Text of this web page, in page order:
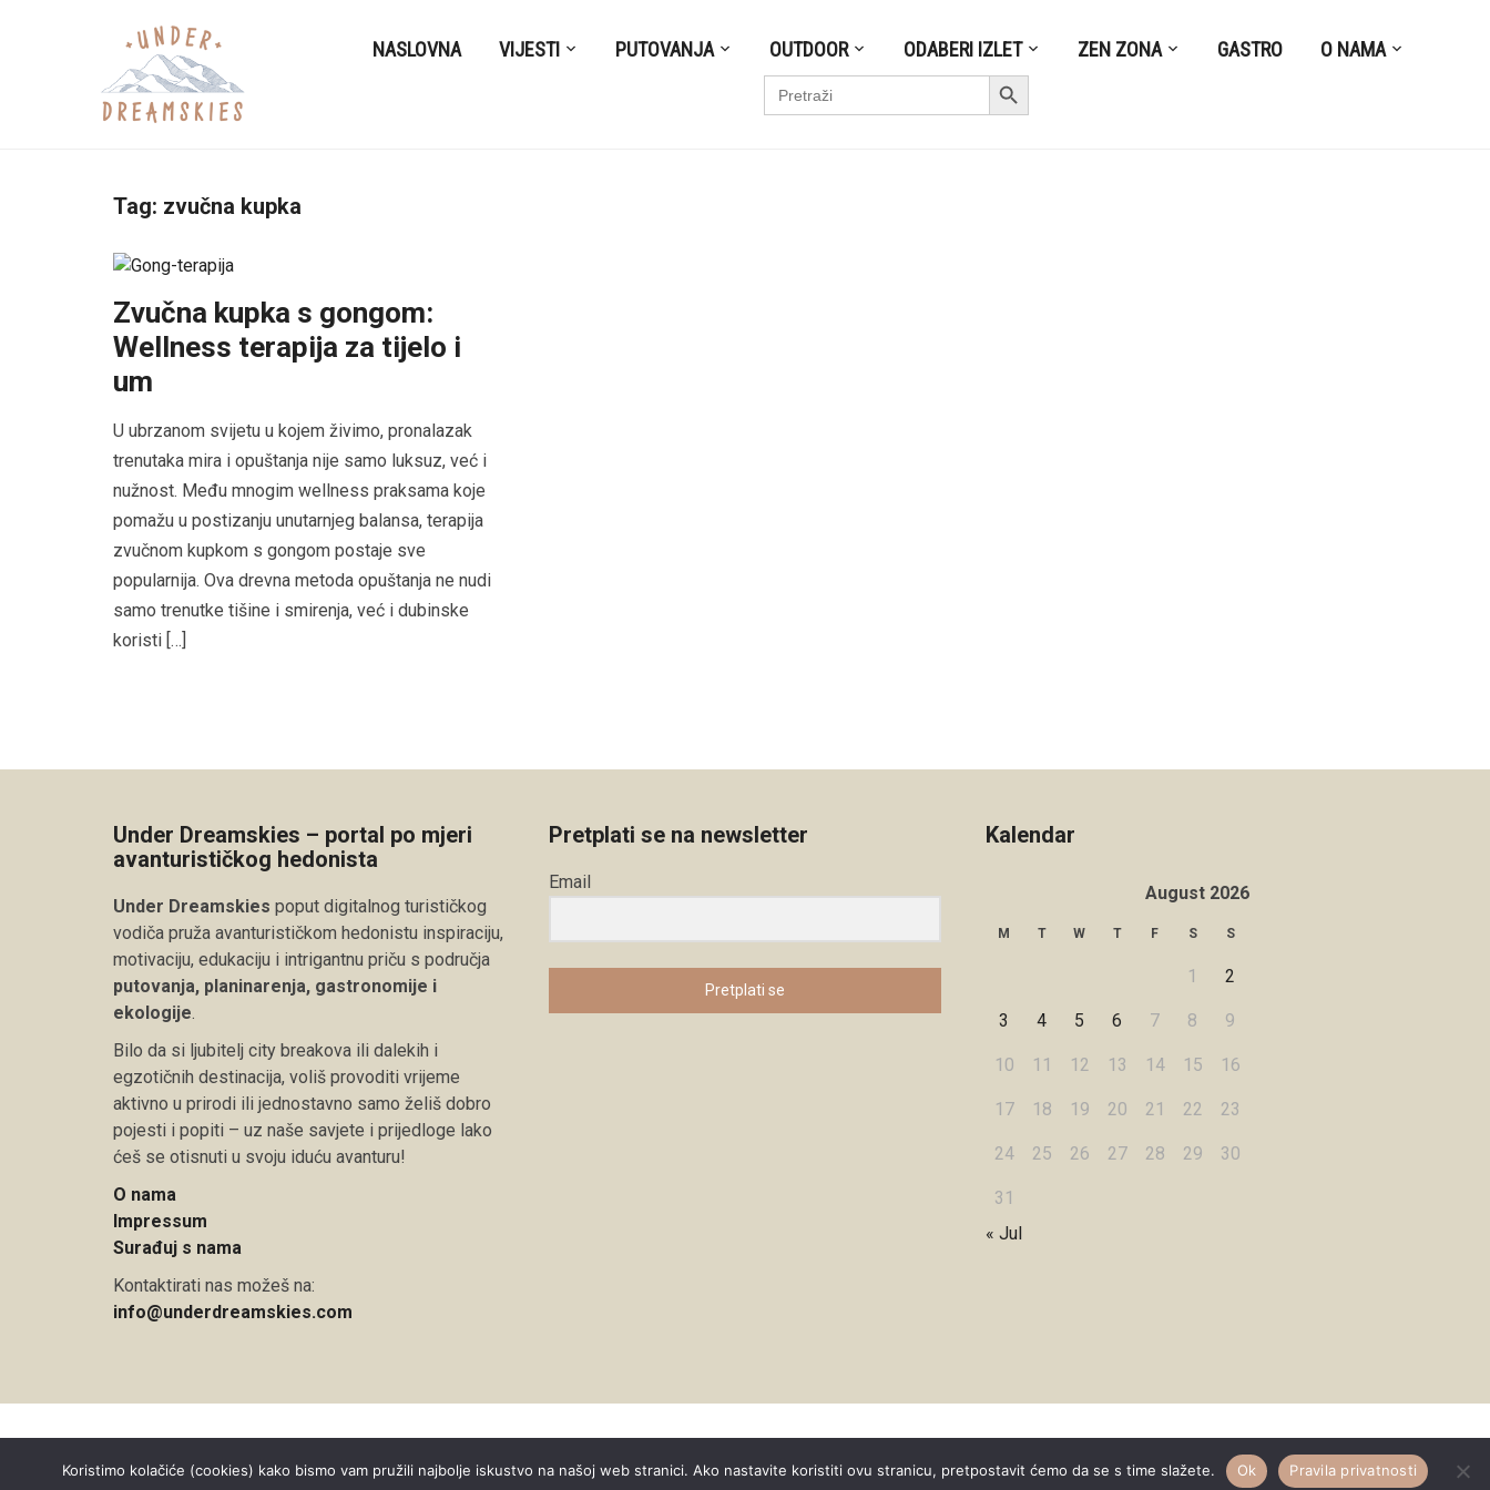
NASLOVNA VIJESTI PUTOVANJA OUTDOOR ODABERI IZLET ZEN ZONA GASTRO O NAMA
Search
for:
Search Button
Tag: zvučna kupka
Zvučna kupka s gongom:
Wellness terapija za tijelo i
um
U ubrzanom svijetu u kojem živimo, pronalazak
trenutaka mira i opuštanja nije samo luksuz, već i
nužnost. Među mnogim wellness praksama koje
pomažu u postizanju unutarnjeg balansa, terapija
zvučnom kupkom s gongom postaje sve
popularnija. Ova drevna metoda opuštanja ne nudi
samo trenutke tišine i smirenja, već i dubinske
koristi […]
Under Dreamskies – portal po mjeri
avanturističkog hedonista
Under Dreamskies poput digitalnog turističkog
vodiča pruža avanturističkom hedonistu inspiraciju,
motivaciju, edukaciju i intrigantnu priču s područja
putovanja, planinarenja, gastronomije i
ekologije.
Bilo da si ljubitelj city breakova ili dalekih i
egzotičnih destinacija, voliš provoditi vrijeme
aktivno u prirodi ili jednostavno samo želiš dobro
pojesti i popiti – uz naše savjete i prijedloge lako
ćeš se otisnuti u svoju iduću avanturu!
O nama
Impressum
Surađuj s nama
Kontaktirati nas možeš na:
info@underdreamskies.com
Pretplati se na newsletter
Email
Pretplati se
Kalendar
August 2026
M T W T F S S
1 2
3 4 5 6 7 8 9
10 11 12 13 14 15 16
17 18 19 20 21 22 23
24 25 26 27 28 29 30
31
« Jul
Koristimo kolačiće (cookies) kako bismo vam pružili najbolje iskustvo na našoj web stranici. Ako nastavite koristiti ovu stranicu, pretpostavit ćemo da se s time slažete.
Ok Pravila privatnosti